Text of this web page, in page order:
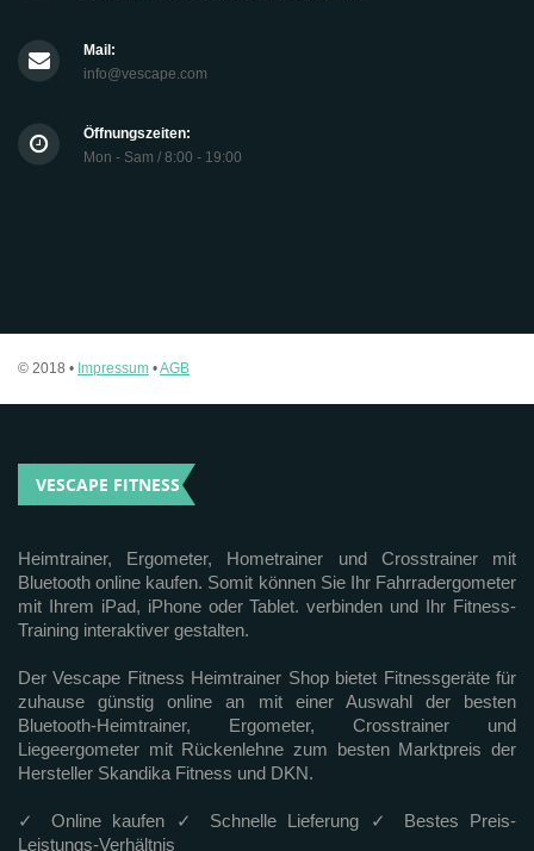
Mail:
info@vescape.com
Öffnungszeiten:
Mon - Sam / 8:00 - 19:00
© 2018 • Impressum •AGB
VESCAPE FITNESS
Heimtrainer, Ergometer, Hometrainer und Crosstrainer mit
Bluetooth online kaufen. Somit können Sie Ihr Fahrradergometer
mit Ihrem iPad, iPhone oder Tablet. verbinden und Ihr Fitness-
Training interaktiver gestalten.
Der Vescape Fitness Heimtrainer Shop bietet Fitnessgeräte für
zuhause günstig online an mit einer Auswahl der besten
Bluetooth-Heimtrainer, Ergometer, Crosstrainer und
Liegeergometer mit Rückenlehne zum besten Marktpreis der
Hersteller Skandika Fitness und DKN.
✓ Online kaufen ✓ Schnelle Lieferung ✓ Bestes Preis-
Leistungs-Verhältnis